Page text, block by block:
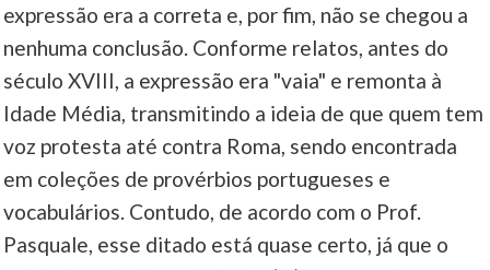
expressão era a correta e, por fim, não se chegou a
nenhuma conclusão. Conforme relatos, antes do
século XVIII, a expressão era "vaia" e remonta à
Idade Média, transmitindo a ideia de que quem tem
voz protesta até contra Roma, sendo encontrada
em coleções de provérbios portugueses e
vocabulários. Contudo, de acordo com o Prof.
Pasquale, esse ditado está quase certo, já que o